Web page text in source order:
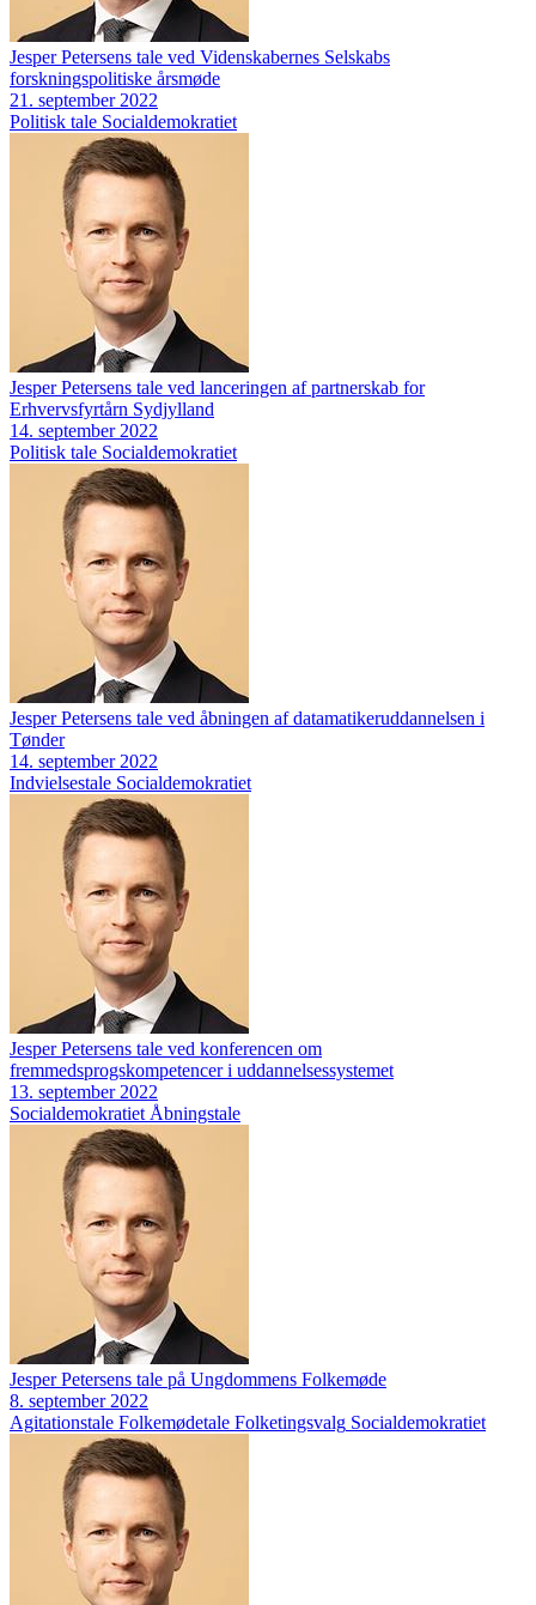
Jesper Petersens tale ved Videnskabernes Selskabs
forskningspolitiske årsmøde
21. september 2022
Politisk tale Socialdemokratiet
Jesper Petersens tale ved lanceringen af partnerskab for
Erhvervsfyrtårn Sydjylland
14. september 2022
Politisk tale Socialdemokratiet
Jesper Petersens tale ved åbningen af datamatikeruddannelsen i
Tønder
14. september 2022
Indvielsestale Socialdemokratiet
Jesper Petersens tale ved konferencen om
fremmedsprogskompetencer i uddannelsessystemet
13. september 2022
Socialdemokratiet Åbningstale
Jesper Petersens tale på Ungdommens Folkemøde
8. september 2022
Agitationstale Folkemødetale Folketingsvalg Socialdemokratiet